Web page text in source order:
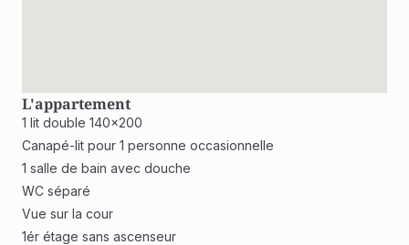
L'appartement
1 lit double 140x200
Canapé-lit pour 1 personne occasionnelle
1 salle de bain avec douche
WC séparé
Vue sur la cour
1ér étage sans ascenseur